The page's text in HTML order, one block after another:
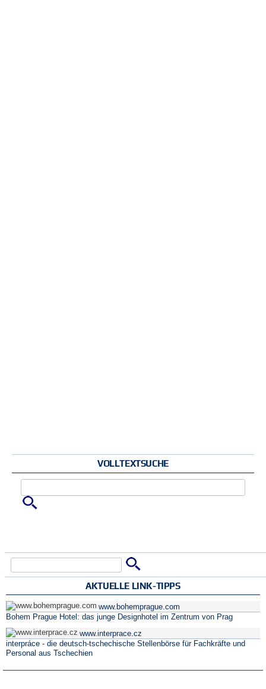
VOLLTEXTSUCHE
Suchformular
AKTUELLE LINK-TIPPS
www.bohemprague.com
Bohem Prague Hotel: das junge Designhotel im Zentrum von Prag
www.interprace.cz
interpráce - die deutsch-tschechische Stellenbörse für Fachkräfte und
Personal aus Tschechien